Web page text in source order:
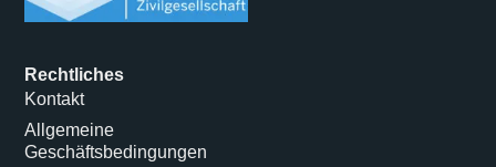
Rechtliches
Kontakt
Allgemeine
Geschäftsbedingungen